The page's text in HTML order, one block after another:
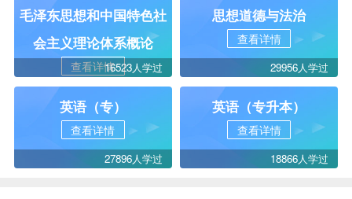
毛泽东思想和中国特色社
会主义理论体系概论
查看详情16523人学过
思想道德与法治
查看详情
29956人学过
英语（专）
查看详情
27896人学过
英语（专升本）
查看详情
18866人学过